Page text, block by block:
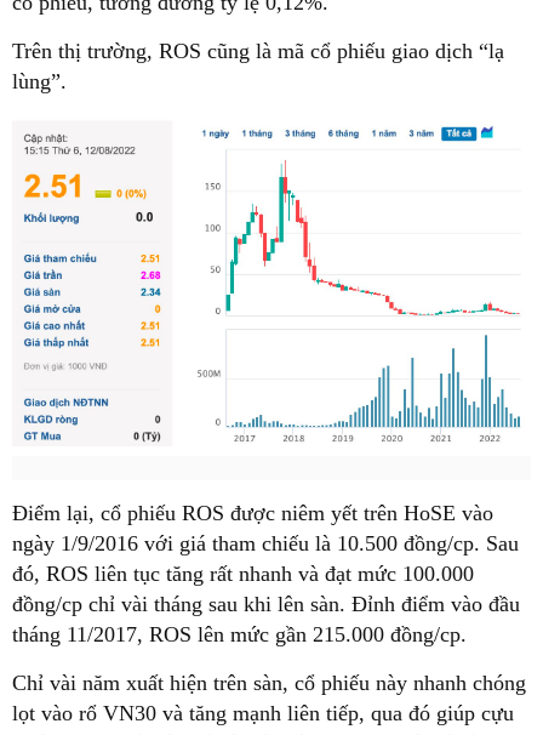
Trên thị trường, ROS cũng là mã cổ phiếu giao dịch “lạ
lùng”.
Điểm lại, cổ phiếu ROS được niêm yết trên HoSE vào
ngày 1/9/2016 với giá tham chiếu là 10.500 đồng/cp. Sau
đó, ROS liên tục tăng rất nhanh và đạt mức 100.000
đồng/cp chỉ vài tháng sau khi lên sàn. Đỉnh điểm vào đầu
tháng 11/2017, ROS lên mức gần 215.000 đồng/cp.
Chỉ vài năm xuất hiện trên sàn, cổ phiếu này nhanh chóng
lọt vào rổ VN30 và tăng mạnh liên tiếp, qua đó giúp cựu